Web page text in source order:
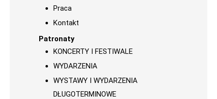
Praca
Kontakt
Patronaty
KONCERTY I FESTIWALE
WYDARZENIA
WYSTAWY I WYDARZENIA
DŁUGOTERMINOWE